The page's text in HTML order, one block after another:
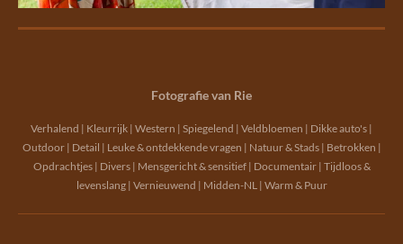
Fotografie van Rie
Verhalend | Kleurrijk | Western | Spiegelend | Veldbloemen | Dikke auto's |
Outdoor | Detail | Leuke & ontdekkende vragen | Natuur & Stads | Betrokken |
Opdrachtjes | Divers | Mensgericht & sensitief | Documentair | Tijdloos &
levenslang | Vernieuwend | Midden-NL | Warm & Puur